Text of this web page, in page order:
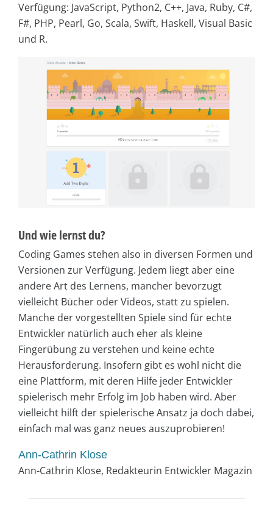
Verfügung: JavaScript, Python2, C++, Java, Ruby, C#,
F#, PHP, Pearl, Go, Scala, Swift, Haskell, Visual Basic
und R.
Und wie lernst du?
Coding Games stehen also in diversen Formen und
Versionen zur Verfügung. Jedem liegt aber eine
andere Art des Lernens, mancher bevorzugt
vielleicht Bücher oder Videos, statt zu spielen.
Manche der vorgestellten Spiele sind für echte
Entwickler natürlich auch eher als kleine
Fingerübung zu verstehen und keine echte
Herausforderung. Insofern gibt es wohl nicht die
eine Plattform, mit deren Hilfe jeder Entwickler
spielerisch mehr Erfolg im Job haben wird. Aber
vielleicht hilft der spielerische Ansatz ja doch dabei,
einfach mal was ganz neues auszuprobieren!
Ann-Cathrin Klose
Ann-Cathrin Klose, Redakteurin Entwickler Magazin